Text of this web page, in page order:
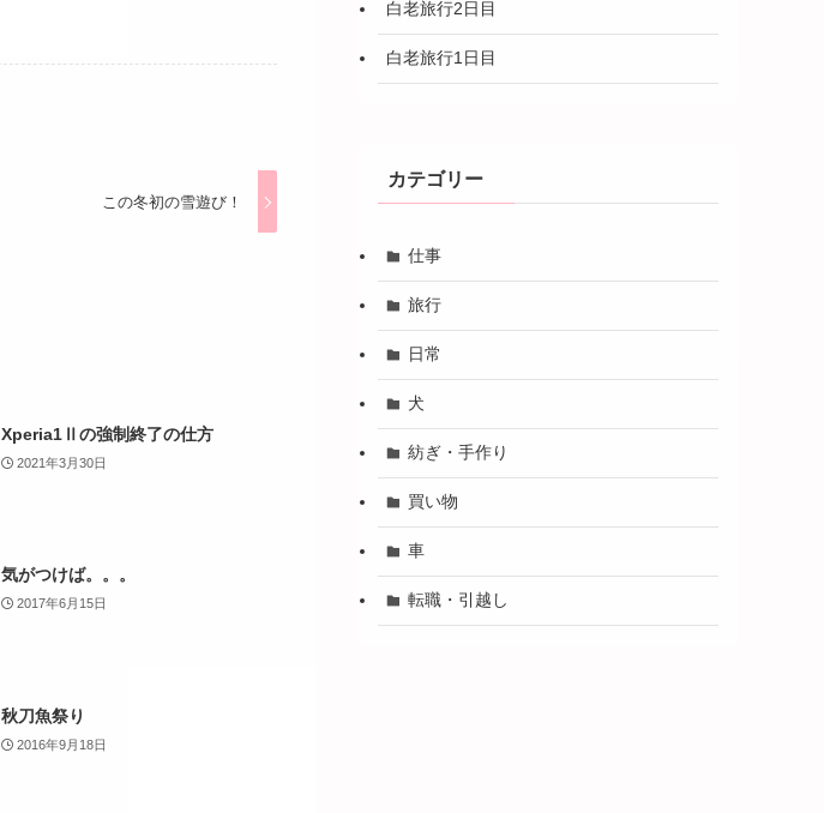
この冬初の雪遊び！
Xperia1Ⅱの強制終了の仕方
2021年3月30日
気がつけば。。。
2017年6月15日
秋刀魚祭り
2016年9月18日
白老旅行2日目
白老旅行1日目
カテゴリー
仕事
旅行
日常
犬
紡ぎ・手作り
買い物
車
転職・引越し